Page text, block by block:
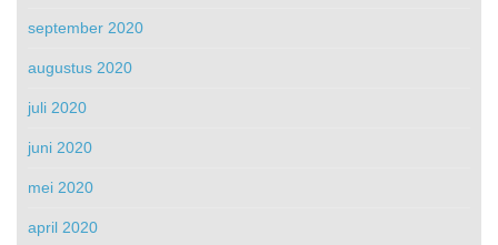
september 2020
augustus 2020
juli 2020
juni 2020
mei 2020
april 2020